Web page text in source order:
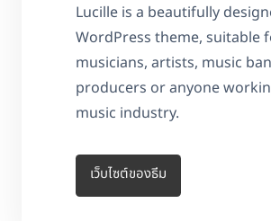
Lucille is a beautifully
WordPress theme, suitable
musicians, artists, music
producers or anyone
music industry.
เว็บไซต์ของธีม